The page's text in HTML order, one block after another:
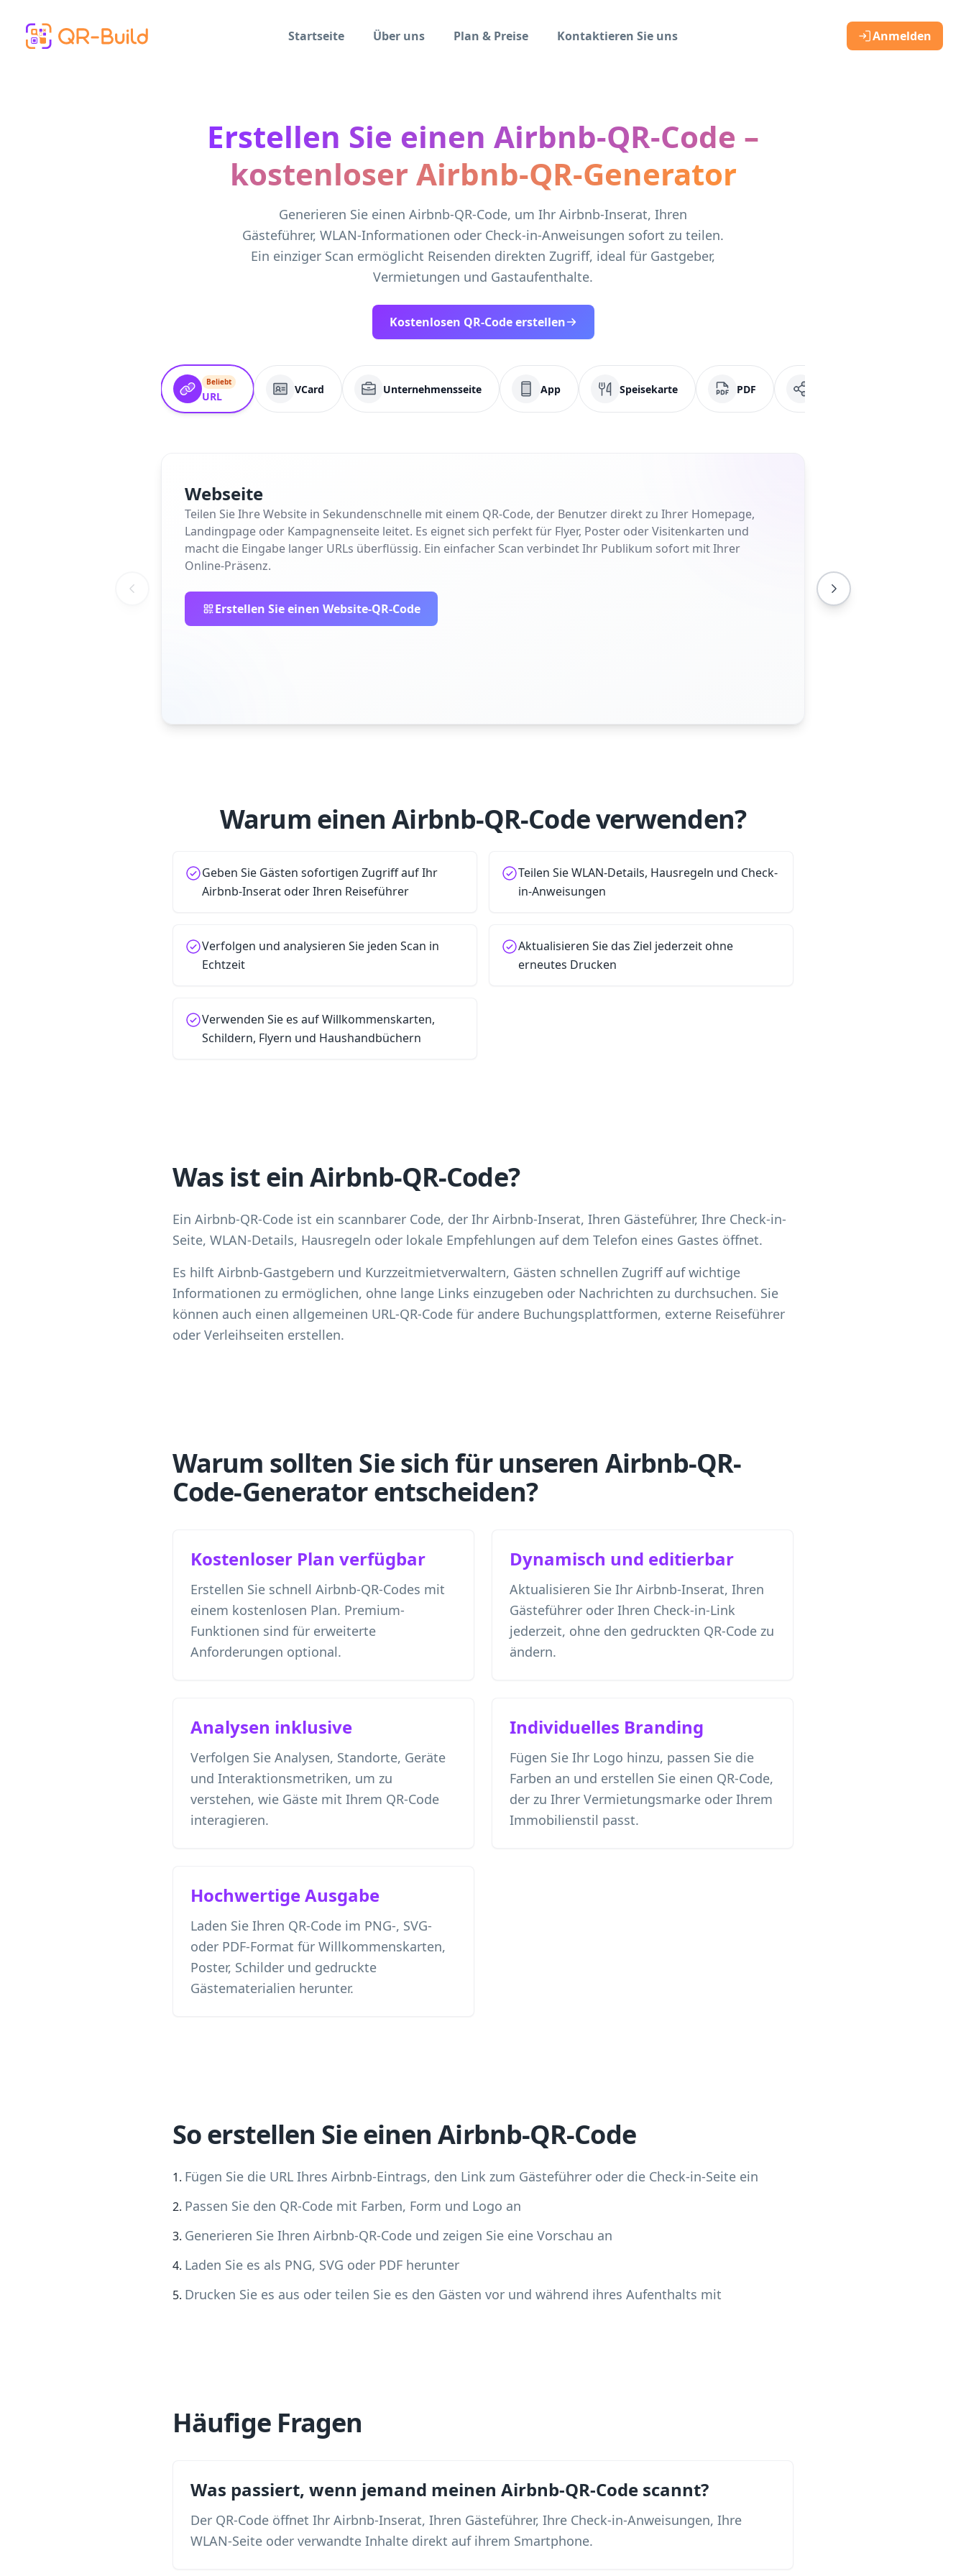
Startseite
Über uns Plan & Preise Kontaktieren Sie uns Anmelden
Erstellen Sie einen Airbnb-QR-Code –
kostenloser Airbnb-QR-Generator
Generieren Sie einen Airbnb-QR-Code, um Ihr Airbnb-Inserat, Ihren
Gästeführer, WLAN-Informationen oder Check-in-Anweisungen sofort zu teilen.
Ein einziger Scan ermöglicht Reisenden direkten Zugriff, ideal für Gastgeber,
Vermietungen und Gastaufenthalte.
Kostenlosen QR-Code erstellen
Beliebt
URL
VCard Unternehmensseite App Speisekarte PDF
Webseite
Teilen Sie Ihre Website in Sekundenschnelle mit einem QR-Code, der Benutzer direkt zu Ihrer Homepage,
Landingpage oder Kampagnenseite leitet. Es eignet sich perfekt für Flyer, Poster oder Visitenkarten und
macht die Eingabe langer URLs überflüssig. Ein einfacher Scan verbindet Ihr Publikum sofort mit Ihrer
Online-Präsenz.
Erstellen Sie einen Website-QR-Code
Warum einen Airbnb-QR-Code verwenden?
Geben Sie Gästen sofortigen Zugriff auf Ihr
Airbnb-Inserat oder Ihren Reiseführer
Teilen Sie WLAN-Details, Hausregeln und Check-
in-Anweisungen
Verfolgen und analysieren Sie jeden Scan in
Echtzeit
Aktualisieren Sie das Ziel jederzeit ohne
erneutes Drucken
Verwenden Sie es auf Willkommenskarten,
Schildern, Flyern und Haushandbüchern
Was ist ein Airbnb-QR-Code?
Ein Airbnb-QR-Code ist ein scannbarer Code, der Ihr Airbnb-Inserat, Ihren Gästeführer, Ihre Check-in-
Seite, WLAN-Details, Hausregeln oder lokale Empfehlungen auf dem Telefon eines Gastes öffnet.
Es hilft Airbnb-Gastgebern und Kurzzeitmietverwaltern, Gästen schnellen Zugriff auf wichtige
Informationen zu ermöglichen, ohne lange Links einzugeben oder Nachrichten zu durchsuchen. Sie
können auch einen allgemeinen URL-QR-Code für andere Buchungsplattformen, externe Reiseführer
oder Verleihseiten erstellen.
Warum sollten Sie sich für unseren Airbnb-QR-
Code-Generator entscheiden?
Kostenloser Plan verfügbar
Erstellen Sie schnell Airbnb-QR-Codes mit
einem kostenlosen Plan. Premium-
Funktionen sind für erweiterte
Anforderungen optional.
Dynamisch und editierbar
Aktualisieren Sie Ihr Airbnb-Inserat, Ihren
Gästeführer oder Ihren Check-in-Link
jederzeit, ohne den gedruckten QR-Code zu
ändern.
Analysen inklusive
Verfolgen Sie Analysen, Standorte, Geräte
und Interaktionsmetriken, um zu
verstehen, wie Gäste mit Ihrem QR-Code
interagieren.
Individuelles Branding
Fügen Sie Ihr Logo hinzu, passen Sie die
Farben an und erstellen Sie einen QR-Code,
der zu Ihrer Vermietungsmarke oder Ihrem
Immobilienstil passt.
Hochwertige Ausgabe
Laden Sie Ihren QR-Code im PNG-, SVG-
oder PDF-Format für Willkommenskarten,
Poster, Schilder und gedruckte
Gästematerialien herunter.
So erstellen Sie einen Airbnb-QR-Code
Fügen Sie die URL Ihres Airbnb-Eintrags, den Link zum Gästeführer oder die Check-in-Seite ein
Passen Sie den QR-Code mit Farben, Form und Logo an
Generieren Sie Ihren Airbnb-QR-Code und zeigen Sie eine Vorschau an
Laden Sie es als PNG, SVG oder PDF herunter
Drucken Sie es aus oder teilen Sie es den Gästen vor und während ihres Aufenthalts mit
Häufige Fragen
Was passiert, wenn jemand meinen Airbnb-QR-Code scannt?
Der QR-Code öffnet Ihr Airbnb-Inserat, Ihren Gästeführer, Ihre Check-in-Anweisungen, Ihre
WLAN-Seite oder verwandte Inhalte direkt auf ihrem Smartphone.